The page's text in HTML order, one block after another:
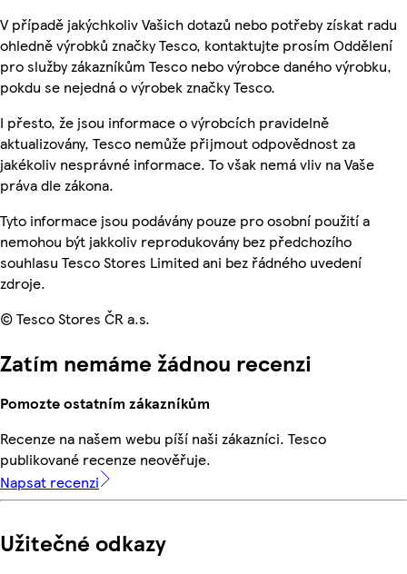
V případě jakýchkoliv Vašich dotazů nebo potřeby získat radu
ohledně výrobků značky Tesco, kontaktujte prosím Oddělení
pro služby zákazníkům Tesco nebo výrobce daného výrobku,
pokdu se nejedná o výrobek značky Tesco.
I přesto, že jsou informace o výrobcích pravidelně
aktualizovány, Tesco nemůže přijmout odpovědnost za
jakékoliv nesprávné informace. To však nemá vliv na Vaše
práva dle zákona.
Tyto informace jsou podávány pouze pro osobní použití a
nemohou být jakkoliv reprodukovány bez předchozího
souhlasu Tesco Stores Limited ani bez řádného uvedení
zdroje.
© Tesco Stores ČR a.s.
Zatím nemáme žádnou recenzi
Pomozte ostatním zákazníkům
Recenze na našem webu píší naši zákazníci. Tesco
publikované recenze neověřuje.
Napsat recenzi
Užitečné odkazy